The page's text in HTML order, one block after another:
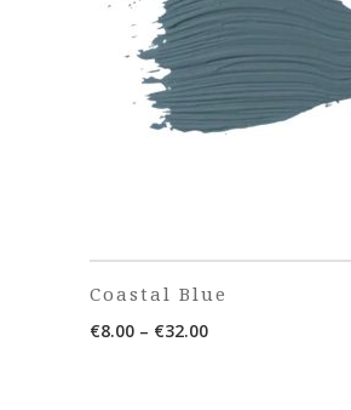
Coastal Blue
€8.00 – €32.00Price